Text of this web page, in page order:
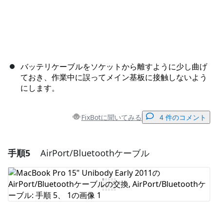
バッテリケーブルをソケットから離すように少し曲げ
ておき、作業中に誤ってメイン基板に接触しないよう
にします。
FixBotに聞いてみる 4 件のコメント
コメントを追加
コメントを追加
手順5 AirPort/Bluetoothケーブル